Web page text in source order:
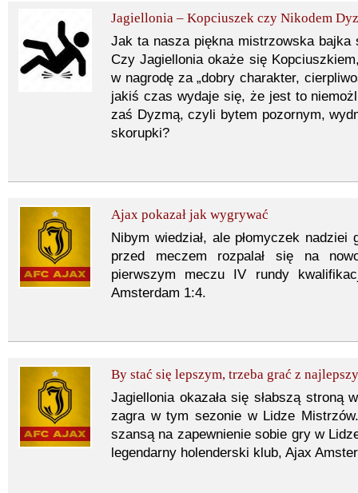
Jagiellonia – Kopciuszek czy Nikodem
Jak ta nasza piękna mistrzowska
Czy Jagiellonia okaże się
w nagrodę za „dobry charakter,
jakiś czas wydaje się, że jest to
zaś Dyzmą, czyli bytem pozornym,
skorupki?
Ajax pokazał jak wygrywać
Nibym wiedział, ale płomyczek
przed meczem rozpalał się na
pierwszym meczu IV rundy
Amsterdam 1:4.
By stać się lepszym, trzeba grać z
Jagiellonia okazała się słabszą
zagra w tym sezonie w Lidze
szansą na zapewnienie sobie gry w
legendarny holenderski klub, Ajax